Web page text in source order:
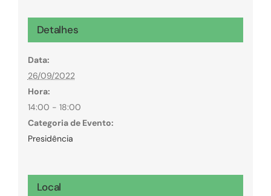
Detalhes
Data:
26/09/2022
Hora:
14:00 - 18:00
Categoria de Evento:
Presidência
Local